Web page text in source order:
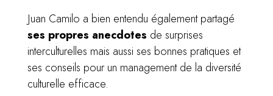
Juan Camilo a bien entendu également partagé
ses propres anecdotes de surprises
interculturelles mais aussi ses bonnes pratiques et
ses conseils pour un management de la diversité
culturelle efficace.